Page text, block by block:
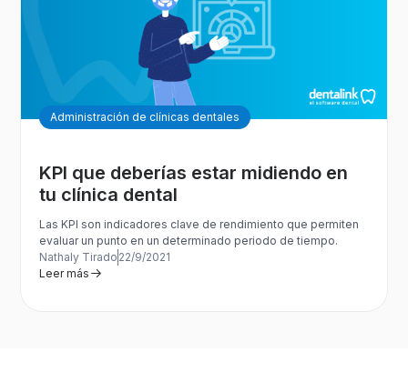
Administración de clínicas dentales
KPI que deberías estar midiendo en
tu clínica dental
Las KPI son indicadores clave de rendimiento que permiten
evaluar un punto en un determinado periodo de tiempo.
Nathaly Tirado 22/9/2021
Leer más